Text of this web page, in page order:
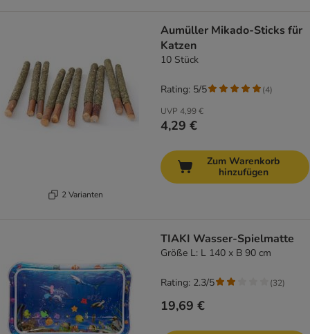
2 Varianten
Aumüller Mikado-Sticks für
Katzen
10 Stück
UVP 4,99 €
4,29 €
Rating: 5/5 (4)
Zum Warenkorb
hinzufügen
TIAKI Wasser-Spielmatte
Größe L: L 140 x B 90 cm
19,69 €
Rating: 2.3/5 (32)